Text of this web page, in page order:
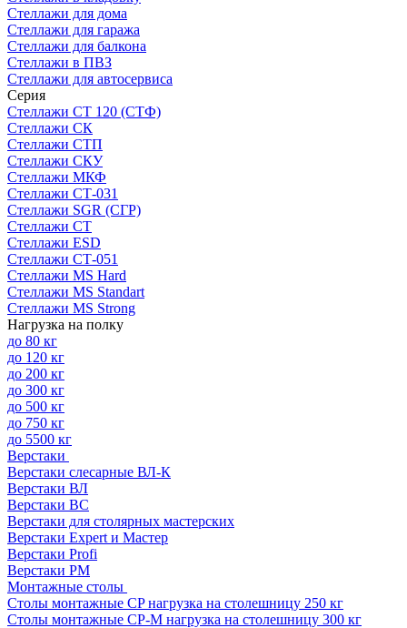
Стеллажи для дома
Стеллажи для гаража
Стеллажи для балкона
Стеллажи в ПВЗ
Стеллажи для автосервиса
Серия
Стеллажи СТ 120 (СТФ)
Стеллажи СК
Стеллажи СТП
Стеллажи СКУ
Стеллажи МКФ
Стеллажи СТ-031
Стеллажи SGR (СГР)
Стеллажи СТ
Стеллажи ESD
Стеллажи СТ-051
Стеллажи MS Hard
Стеллажи MS Standart
Стеллажи MS Strong
Нагрузка на полку
до 80 кг
до 120 кг
до 200 кг
до 300 кг
до 500 кг
до 750 кг
до 5500 кг
Верстаки
Верстаки слесарные ВЛ-К
Верстаки ВЛ
Верстаки ВС
Верстаки для столярных мастерских
Верстаки Expert и Мастер
Верстаки Profi
Верстаки РМ
Монтажные столы
Столы монтажные СP нагрузка на столешницу 250 кг
Столы монтажные СР-М нагрузка на столешницу 300 кг